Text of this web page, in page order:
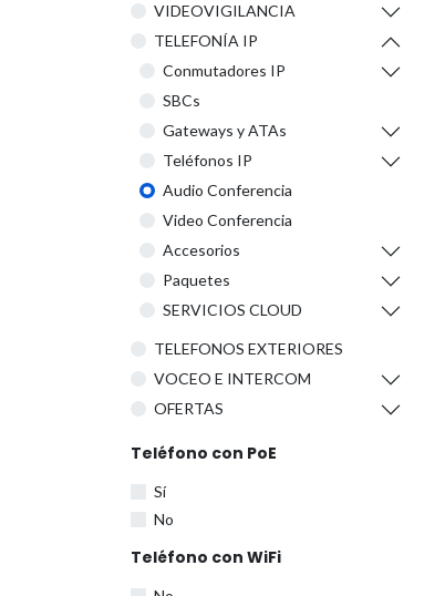
VIDEOVIGILANCIA
TELEFONÍA IP
Conmutadores IP
SBCs
Gateways y ATAs
Teléfonos IP
Audio Conferencia
Video Conferencia
Accesorios
Paquetes
SERVICIOS CLOUD
TELEFONOS EXTERIORES
VOCEO E INTERCOM
OFERTAS
Teléfono con PoE
Sí
No
Teléfono con WiFi